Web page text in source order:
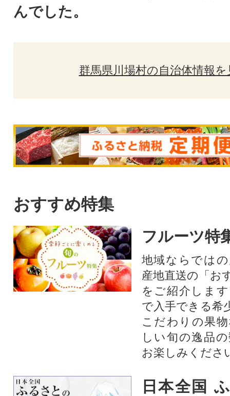
んでした。
群馬県川場村の自治体情報を
おすすめ特集
フルーツ特
地域ならでは
産地直送の「お
をご紹介しま
で入手できる希
こだわりの果
しい旬の逸品
お楽しみくださ
日本全国